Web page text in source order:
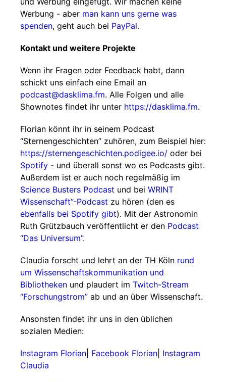
Werbung - aber man kann uns gerne was
spenden, geht auch bei PayPal.
Kontakt und weitere Projekte
Wenn ihr Fragen oder Feedback habt, dann
schickt uns einfach eine Email an
podcast@dasklima.fm. Alle Folgen und alle
Shownotes findet ihr unter https://dasklima.fm.
Florian könnt ihr in seinem Podcast
“Sternengeschichten” zuhören, zum Beispiel hier:
https://sternengeschichten.podigee.io/ oder bei
Spotify - und überall sonst wo es Podcasts gibt.
Außerdem ist er auch noch regelmäßig im
Science Busters Podcast und bei WRINT
Wissenschaft”-Podcast zu hören (den es
ebenfalls bei Spotify gibt). Mit der Astronomin
Ruth Grützbauch veröffentlicht er den Podcast
“Das Universum”.
Claudia forscht und lehrt an der TH Köln rund
um Wissenschaftskommunikation und
Bibliotheken und plaudert im Twitch-Stream
“Forschungstrom” ab und an über Wissenschaft.
Ansonsten findet ihr uns in den üblichen
sozialen Medien:
Instagram Florian Facebook Florian Instagram
Claudia